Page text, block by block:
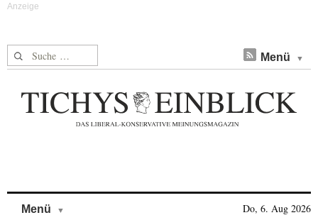
Suche nach: Menü
Menü Do, 6. Aug 2026